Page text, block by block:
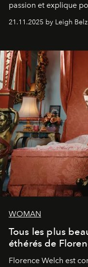
passion et explique
Elle avoue :
"C'est
personnage qui dit :
21.11.2025 by Leigh Belz
WOMAN
Tous les plus
éthérés de
Florence Welch est